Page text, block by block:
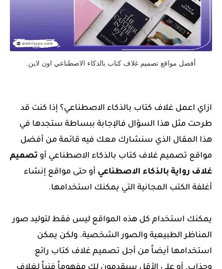
أفضل مواقع تصميم غلاف كتاب بالذكاء الاصطناعي اون لاين.
ازاي اعمل غلاف كتاب بالذكاء الاصطناعي؟ إذا كنت قد
طرحت مثل هذا السؤال فالإجابة ببساطة ستجدها في
هذا المقال الذي سنشارك معك فيه قائمة من أفضل
مواقع تصميم غلاف كتاب بالذكاء الاصطناعي أو تصميم
غلاف رواية بالذكاء الاصطناعي أو حتى مواقع إنشاء
أغلفة الكتب المجانية التي يمكنك استخدامها.
يمكنك استخدام كل هذه المواقع ليس فقط لتوليد صور
المناظر الطبيعية والصور الشخصية. ولكن يمكن
استخدامها أيضاً من أجل تصميم غلاف كتاب رائع